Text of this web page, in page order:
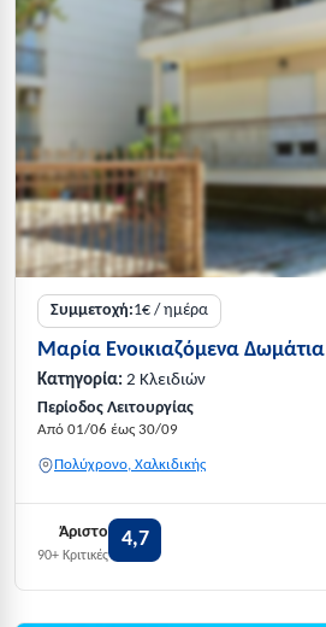
Συμμετοχή:1€ / ημέρα
Μαρία Ενοικιαζόμενα Δωμάτια
Κατηγορία: 2 Κλειδιών
Περίοδος Λειτουργίας
Από 01/06 έως 30/09
Πολύχρονο, Χαλκιδικής
Άριστο
90+ Κριτικές
4,7